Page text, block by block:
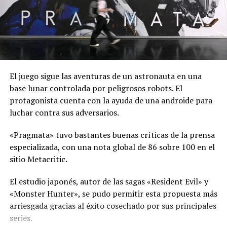
que vuelve la trama más fácil de seguir. Esto permite que
el espectador esté literalmente ante una versión
cinematográfica del videojuego y retoma la esencia de
las consolas: peleas, poder, agresividad y emoción.
JHONNY CAGE’S SHOW
Uno de los elementos claves para esta secuela es la
llegada de Johnny Cage, interpretado por Karl Urban, y
uno de los personajes más populares de la franquicia de
videojuegos. Urban pone el toque de egocentrismo y
vanidad que caracterizan a Cage, con el toque que el
actor suele dar a sus personajes, dando un protagonista
ideal para elevar el nivel de la historia.
El juego sigue las aventuras de un astronauta en una
base lunar controlada por peligrosos robots. El
protagonista cuenta con la ayuda de una androide para
luchar contra sus adversarios.
«Pragmata» tuvo bastantes buenas críticas de la prensa
especializada, con una nota global de 86 sobre 100 en el
sitio Metacritic.
El estudio japonés, autor de las sagas «Resident Evil» y
«Monster Hunter», se pudo permitir esta propuesta más
arriesgada gracias al éxito cosechado por sus principales
series.